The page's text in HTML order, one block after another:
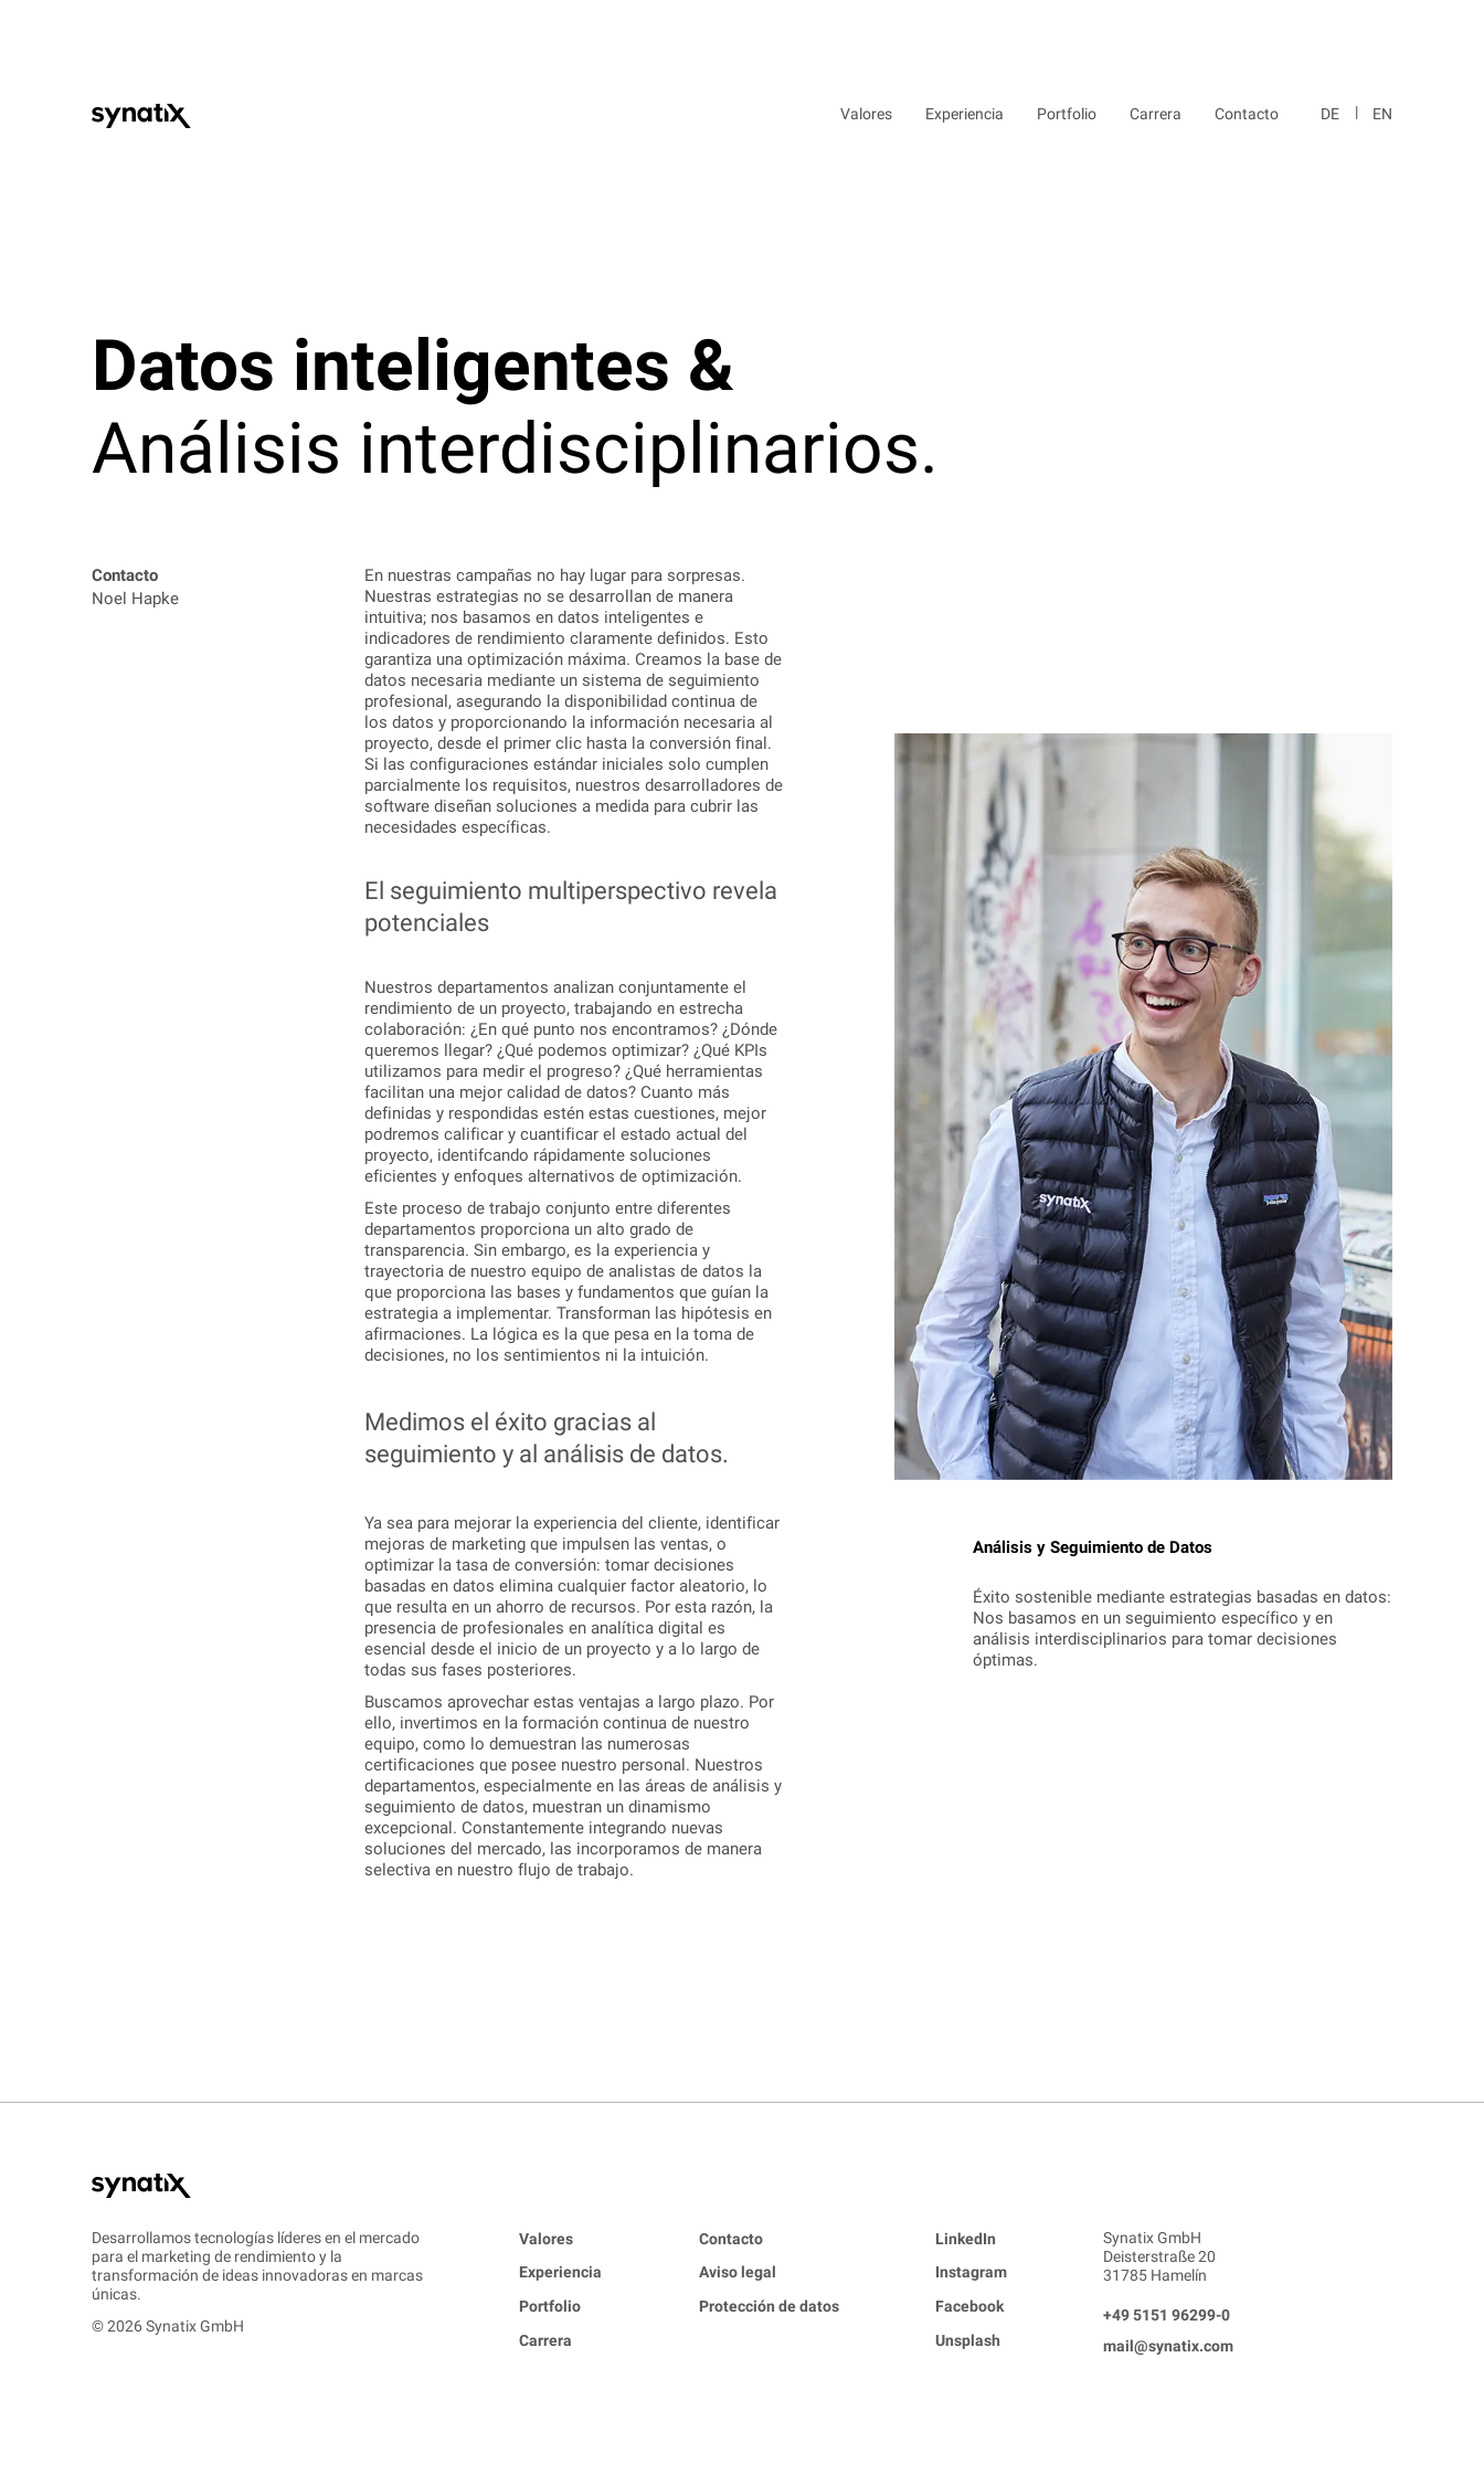
Valores Experiencia Portfolio Carrera Contacto DE EN
Datos inteligentes &
Análisis interdisciplinarios.
Contacto
Noel Hapke
En nuestras campañas no hay lugar para sorpresas.
Nuestras estrategias no se desarrollan de manera
intuitiva; nos basamos en datos inteligentes e
indicadores de rendimiento claramente definidos. Esto
garantiza una optimización máxima. Creamos la base de
datos necesaria mediante un sistema de seguimiento
profesional, asegurando la disponibilidad continua de
los datos y proporcionando la información necesaria al
proyecto, desde el primer clic hasta la conversión final.
Si las configuraciones estándar iniciales solo cumplen
parcialmente los requisitos, nuestros desarrolladores de
software diseñan soluciones a medida para cubrir las
necesidades específicas.
El seguimiento multiperspectivo revela
potenciales
Nuestros departamentos analizan conjuntamente el
rendimiento de un proyecto, trabajando en estrecha
colaboración: ¿En qué punto nos encontramos? ¿Dónde
queremos llegar? ¿Qué podemos optimizar? ¿Qué KPIs
utilizamos para medir el progreso? ¿Qué herramientas
facilitan una mejor calidad de datos? Cuanto más
definidas y respondidas estén estas cuestiones, mejor
podremos calificar y cuantificar el estado actual del
proyecto, identifcando rápidamente soluciones
eficientes y enfoques alternativos de optimización.
Este proceso de trabajo conjunto entre diferentes
departamentos proporciona un alto grado de
transparencia. Sin embargo, es la experiencia y
trayectoria de nuestro equipo de analistas de datos la
que proporciona las bases y fundamentos que guían la
estrategia a implementar. Transforman las hipótesis en
afirmaciones. La lógica es la que pesa en la toma de
decisiones, no los sentimientos ni la intuición.
Medimos el éxito gracias al
seguimiento y al análisis de datos.
Ya sea para mejorar la experiencia del cliente, identificar
mejoras de marketing que impulsen las ventas, o
optimizar la tasa de conversión: tomar decisiones
basadas en datos elimina cualquier factor aleatorio, lo
que resulta en un ahorro de recursos. Por esta razón, la
presencia de profesionales en analítica digital es
esencial desde el inicio de un proyecto y a lo largo de
todas sus fases posteriores.
Buscamos aprovechar estas ventajas a largo plazo. Por
ello, invertimos en la formación continua de nuestro
equipo, como lo demuestran las numerosas
certificaciones que posee nuestro personal. Nuestros
departamentos, especialmente en las áreas de análisis y
seguimiento de datos, muestran un dinamismo
excepcional. Constantemente integrando nuevas
soluciones del mercado, las incorporamos de manera
selectiva en nuestro flujo de trabajo.
Análisis y Seguimiento de Datos
Éxito sostenible mediante estrategias basadas en datos:
Nos basamos en un seguimiento específico y en
análisis interdisciplinarios para tomar decisiones
óptimas.
Desarrollamos tecnologías líderes en el mercado
para el marketing de rendimiento y la
transformación de ideas innovadoras en marcas
únicas.
© 2026 Synatix GmbH
Valores
Experiencia
Portfolio
Carrera
Contacto
Aviso legal
Protección de datos
LinkedIn
Instagram
Facebook
Unsplash
Synatix GmbH
Deisterstraße 20
31785 Hamelín
+49 5151 96299-0
mail@synatix.com